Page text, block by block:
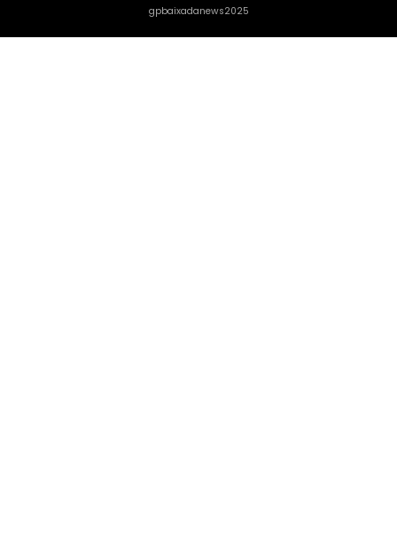
gpbaixadanews2025